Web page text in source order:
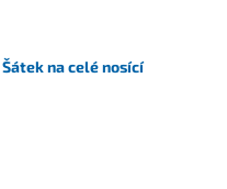
Šátek na celé nosící